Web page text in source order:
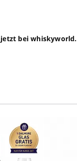
jetzt bei whiskyworld.